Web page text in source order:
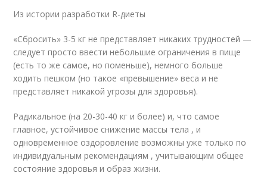
Из истории разработки R-диеты
«Сбросить» 3-5 кг не представляет никаких трудностей —
следует просто ввести небольшие ограничения в пище
(есть то же самое, но поменьше), немного больше
ходить пешком (но такое «превышение» веса и не
представляет никакой угрозы для здоровья).
Радикальное (на 20-30-40 кг и более) и, что самое
главное, устойчивое снижение массы тела , и
одновременное оздоровление возможны уже только по
индивидуальным рекомендациям , учитывающим общее
состояние здоровья и образ жизни.